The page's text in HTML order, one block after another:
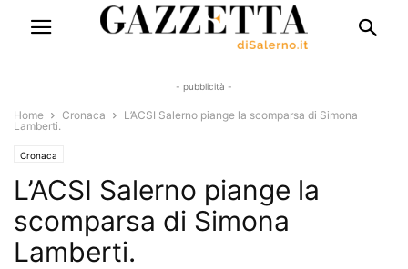
- pubblicità -
Home Cronaca
L’ACSI Salerno piange la scomparsa di Simona
Lamberti.
Cronaca
L’ACSI Salerno piange la
scomparsa di Simona
Lamberti.